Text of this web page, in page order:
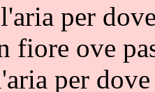
per
fiore ove
per